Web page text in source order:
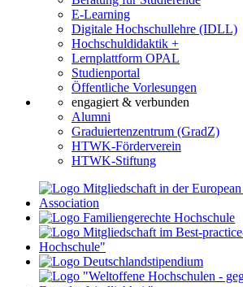
E-Learning
Digitale Hochschullehre (IDLL)
Hochschuldidaktik +
Lernplattform OPAL
Studienportal
Öffentliche Vorlesungen
engagiert & verbunden
Alumni
Graduiertenzentrum (GradZ)
HTWK-Förderverein
HTWK-Stiftung